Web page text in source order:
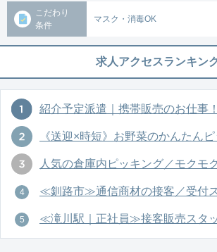
こだわり
条件
マスク・消毒OK
求人アクセスランキン
紹介予定派遣｜携帯販売のお仕事
《送迎×時短》お野菜のかんたんピ
人気の倉庫内ピッキング／モクモ
≪釧路市≫通信商材の接客／受付
≪滝川駅｜正社員≫接客販売スタ